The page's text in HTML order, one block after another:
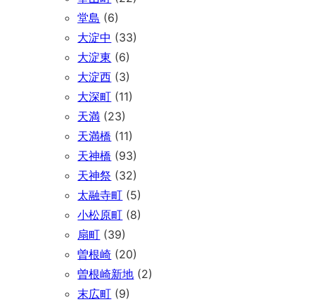
堂島 (6)
大淀中 (33)
大淀東 (6)
大淀西 (3)
大深町 (11)
天満 (23)
天満橋 (11)
天神橋 (93)
天神祭 (32)
太融寺町 (5)
小松原町 (8)
扇町 (39)
曽根崎 (20)
曽根崎新地 (2)
末広町 (9)